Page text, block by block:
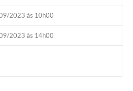
2023 às 10h00
2023 às 14h00